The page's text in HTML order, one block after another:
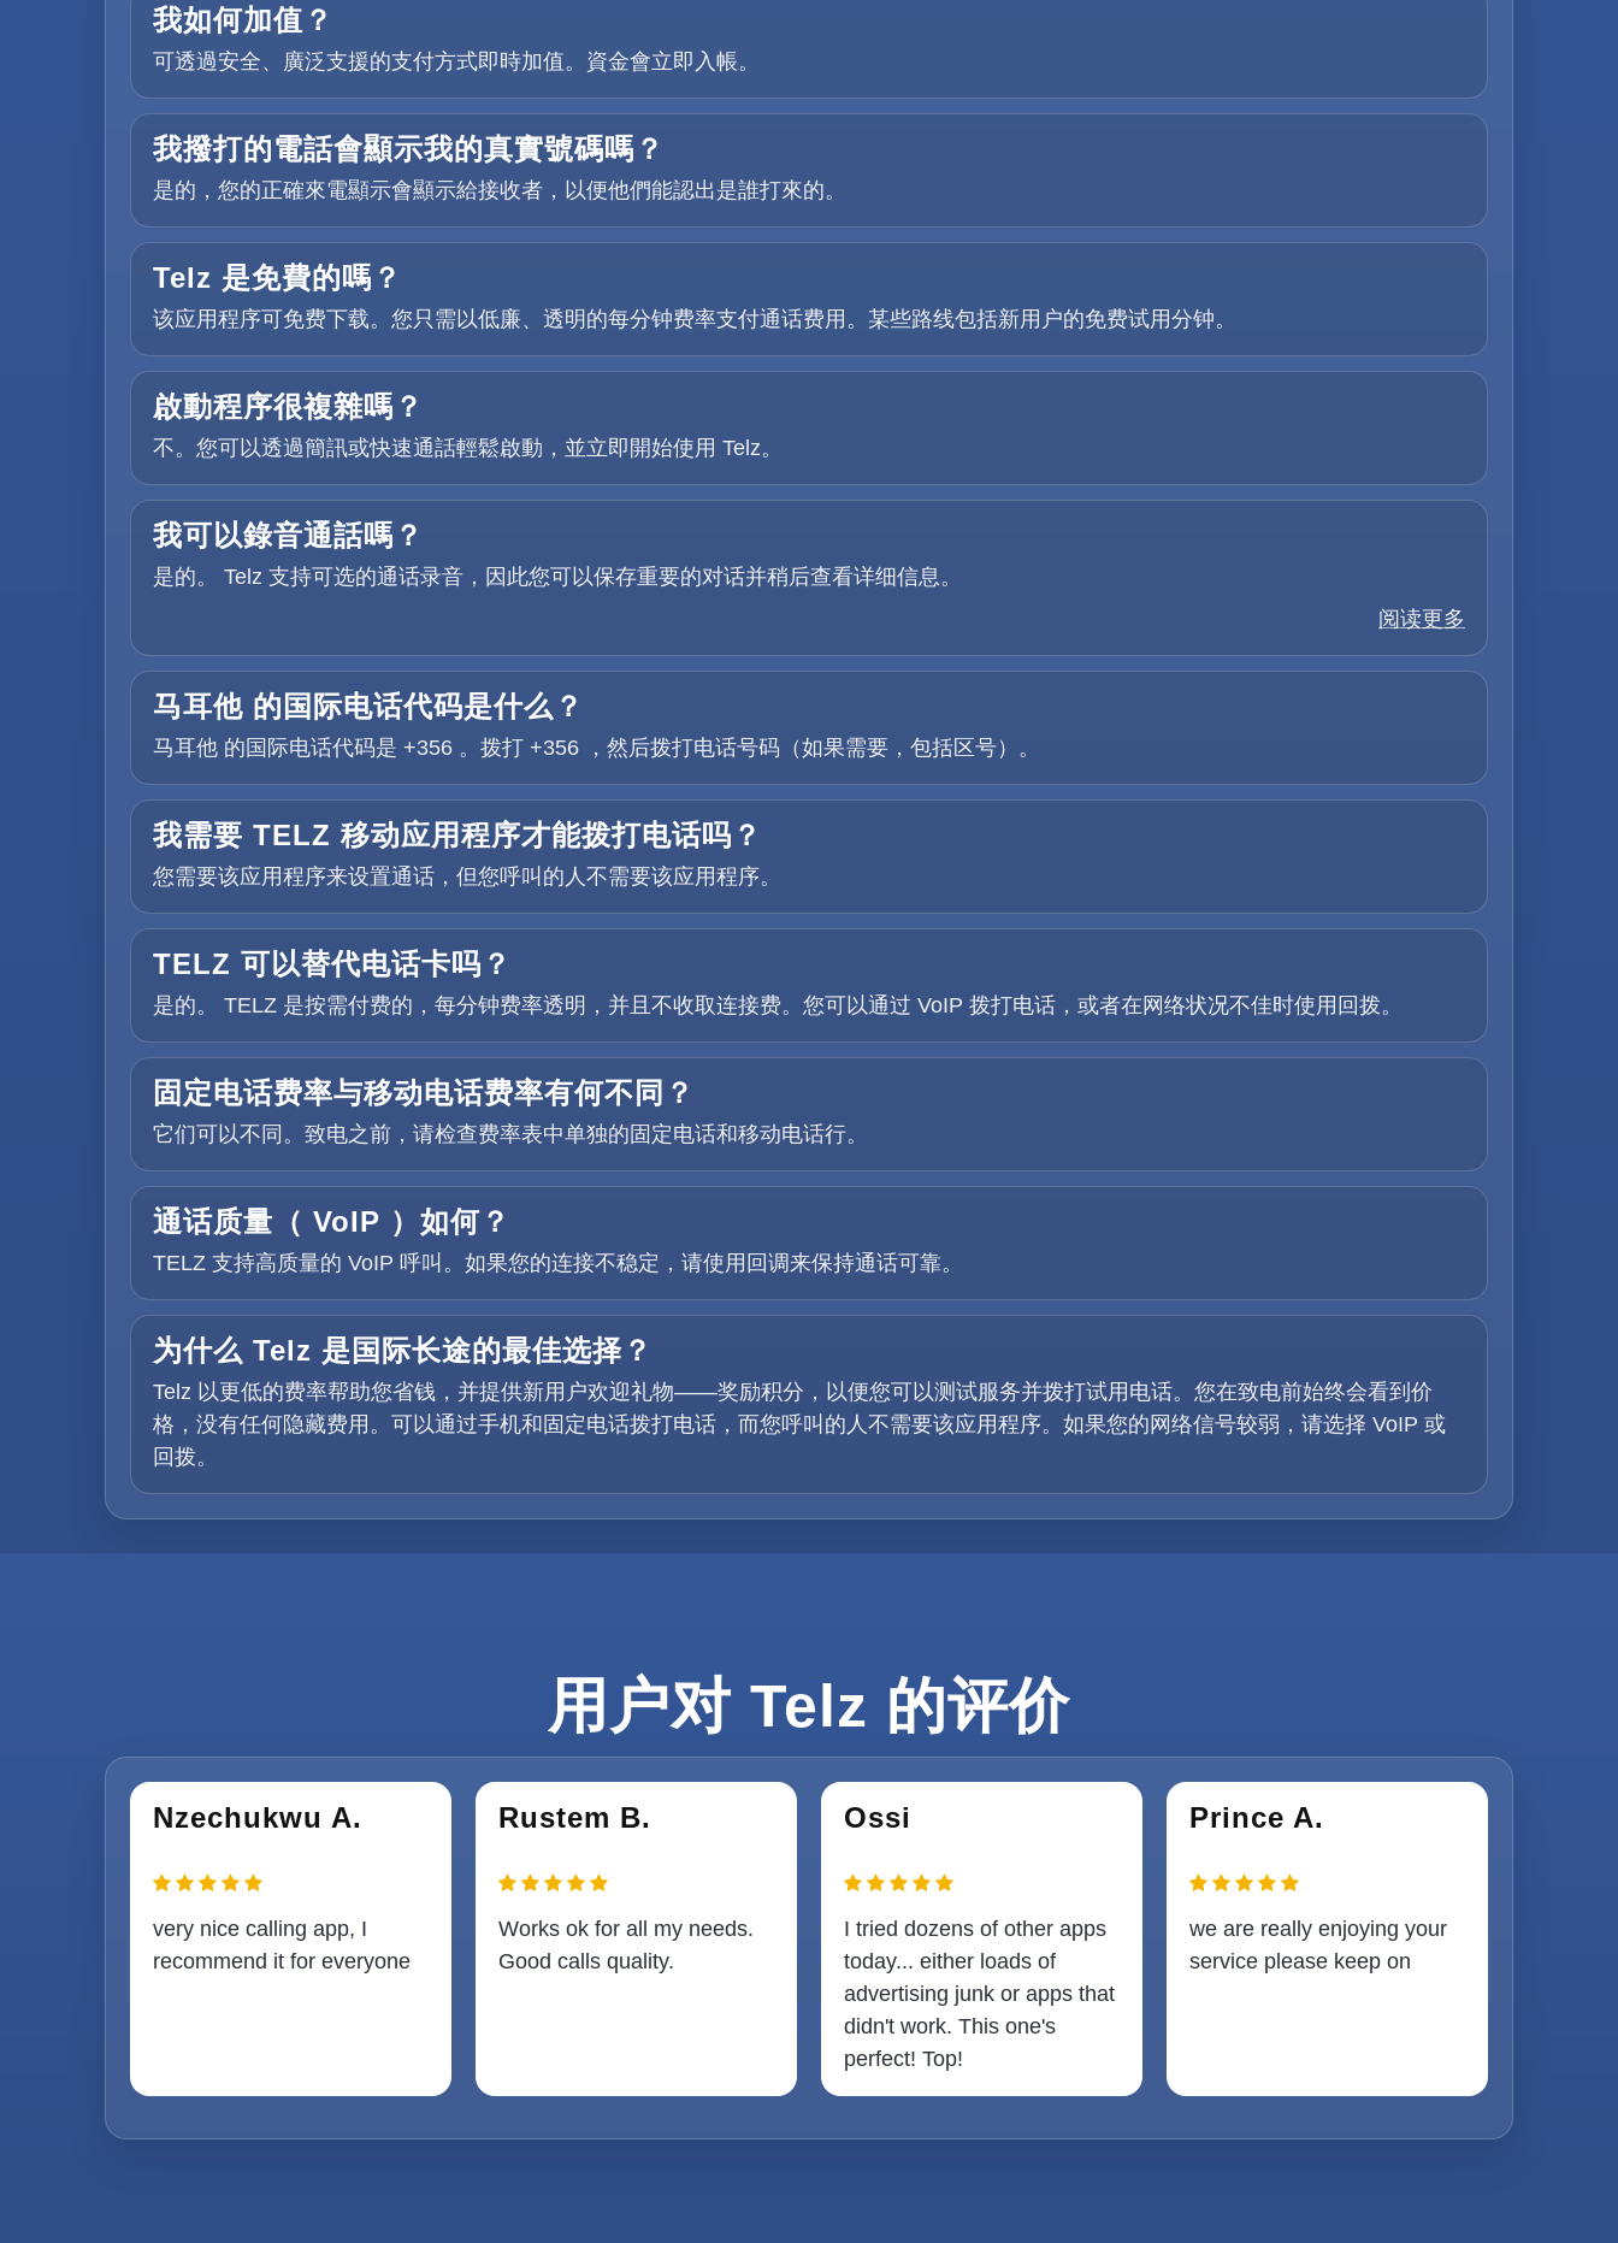
我如何加值？
可透過安全、廣泛支援的支付方式即時加值。資金會立即入帳。
我撥打的電話會顯示我的真實號碼嗎？
是的，您的正確來電顯示會顯示給接收者，以便他們能認出是誰打來的。
Telz 是免費的嗎？
该应用程序可免费下载。您只需以低廉、透明的每分钟费率支付通话费用。某些路线包括新用户的免费试用分钟。
啟動程序很複雜嗎？
不。您可以透過簡訊或快速通話輕鬆啟動，並立即開始使用 Telz。
我可以錄音通話嗎？
是的。 Telz 支持可选的通话录音，因此您可以保存重要的对话并稍后查看详细信息。
阅读更多
马耳他 的国际电话代码是什么？
马耳他 的国际电话代码是 +356 。拨打 +356 ，然后拨打电话号码（如果需要，包括区号）。
我需要 TELZ 移动应用程序才能拨打电话吗？
您需要该应用程序来设置通话，但您呼叫的人不需要该应用程序。
TELZ 可以替代电话卡吗？
是的。 TELZ 是按需付费的，每分钟费率透明，并且不收取连接费。您可以通过 VoIP 拨打电话，或者在网络状况不佳时使用回拨。
固定电话费率与移动电话费率有何不同？
它们可以不同。致电之前，请检查费率表中单独的固定电话和移动电话行。
通话质量（ VoIP ）如何？
TELZ 支持高质量的 VoIP 呼叫。如果您的连接不稳定，请使用回调来保持通话可靠。
为什么 Telz 是国际长途的最佳选择？
Telz 以更低的费率帮助您省钱，并提供新用户欢迎礼物——奖励积分，以便您可以测试服务并拨打试用电话。您在致电前始终会看到价
格，没有任何隐藏费用。可以通过手机和固定电话拨打电话，而您呼叫的人不需要该应用程序。如果您的网络信号较弱，请选择 VoIP 或
回拨。
用户对 Telz 的评价
Nzechukwu A.
very nice calling app, I
recommend it for everyone
Rustem B.
Works ok for all my needs.
Good calls quality.
Ossi
I tried dozens of other apps
today... either loads of
advertising junk or apps that
didn't work. This one's
perfect! Top!
Prince A.
we are really enjoying your
service please keep on